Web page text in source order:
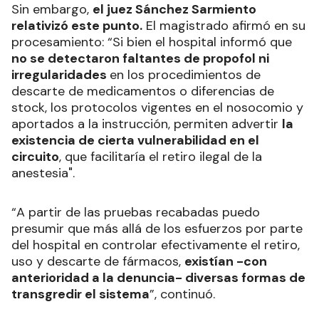
Sin embargo, el juez Sánchez Sarmiento
relativizó este punto. El magistrado afirmó en su
procesamiento: “Si bien el hospital informó que
no se detectaron faltantes de propofol ni
irregularidades en los procedimientos de
descarte de medicamentos o diferencias de
stock, los protocolos vigentes en el nosocomio y
aportados a la instrucción, permiten advertir la
existencia de cierta vulnerabilidad en el
circuito, que facilitaría el retiro ilegal de la
anestesia".
“A partir de las pruebas recabadas puedo
presumir que más allá de los esfuerzos por parte
del hospital en controlar efectivamente el retiro,
uso y descarte de fármacos, existían -con
anterioridad a la denuncia- diversas formas de
transgredir el sistema”, continuó.